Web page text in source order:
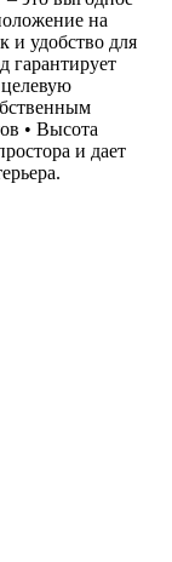
на
и удобство для
гарантирует
• Высота
и дает